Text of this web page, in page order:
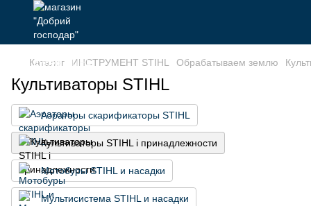
Каталог ИНСТРУМЕНТ STIHL Обрабатываем землю
Культиваторы STIHL
Аэраторы скарификаторы STIHL
Культиваторы STIHL і принадлежности
Мотобуры STIHL и насадки
Мультисистема STIHL и насадки